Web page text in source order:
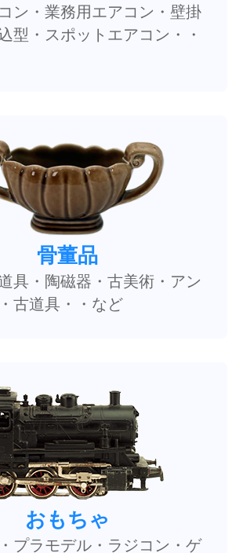
ン・業務用エアコン・壁掛
型・スポットエアコン・・
骨董品
具・陶磁器・古美術・アン
古道具・・など
おもちゃ
プラモデル・ラジコン・ゲ